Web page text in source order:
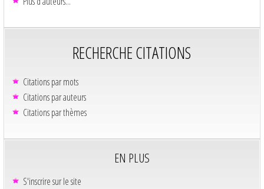
RECHERCHE CITATIONS
Citations par mots
Citations par auteurs
Citations par thèmes
EN PLUS
S'inscrire sur le site